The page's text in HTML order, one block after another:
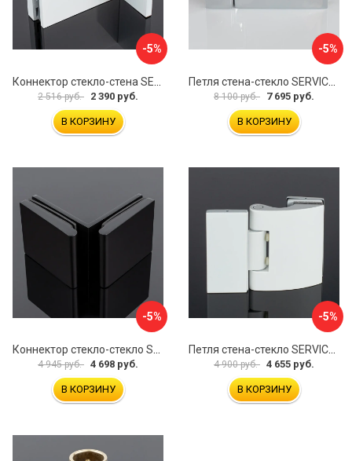
-5%
Коннектор стекло-стена SERVICE PLUS K02-203WM/sus304
2 516 руб. 2 390 руб.
В КОРЗИНУ
-5%
Петля стена-стекло SERVICE PLUS P03-101CR/brass
8 100 руб. 7 695 руб.
В КОРЗИНУ
-5%
4 945 руб. 4 698 руб.
В КОРЗИНУ
-5%
4 900 руб. 4 655 руб.
В КОРЗИНУ